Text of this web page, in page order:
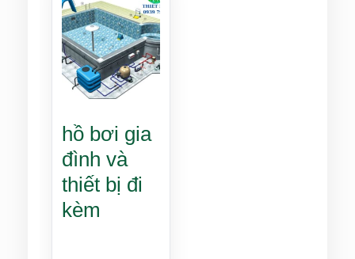
hồ bơi gia
đình và
thiết bị đi
kèm